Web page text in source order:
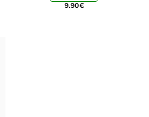
9.90€